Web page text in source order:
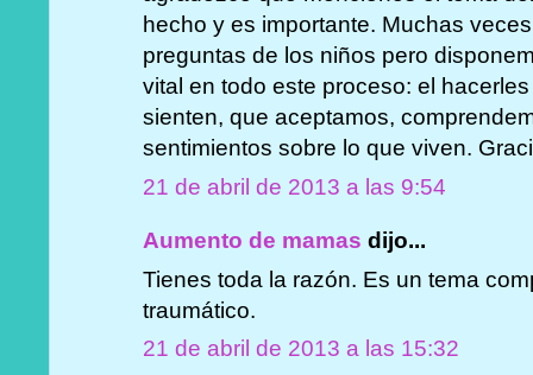
hecho y es importante. Muchas
preguntas de los niños pero
vital en todo este proceso: el
sienten, que aceptamos,
sentimientos sobre lo que viven.
21 de abril de 2013 a las 9:54
Aumento de mamas dijo...
Tienes toda la razón. Es un tema
traumático.
21 de abril de 2013 a las 15:32